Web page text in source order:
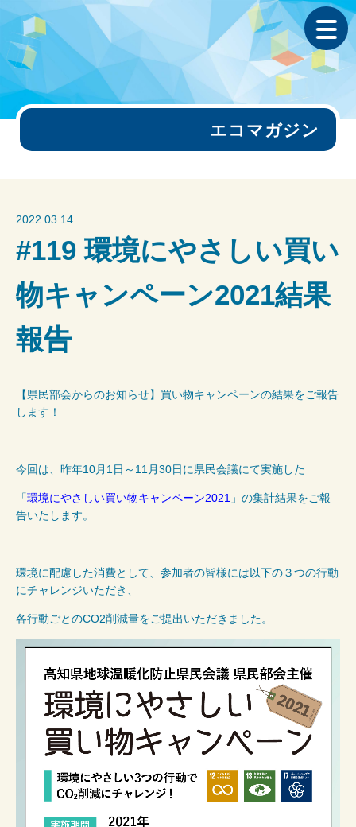
エコマガジン
2022.03.14
#119 環境にやさしい買い
物キャンペーン2021結果
報告
【県民部会からのお知らせ】買い物キャンペーンの結果をご報告
します！
今回は、昨年10月 1 日～ 11 月30日に県民会議にて実施した
「環境にやさしい買い物キャンペーン2021 」の集計結果をご報
告いたします。
環境に配慮した消費として、参加者の皆様には以下の３つの行動
にチャレンジいただき、
各行動ごとのCO2削減量をご提出いただきました。